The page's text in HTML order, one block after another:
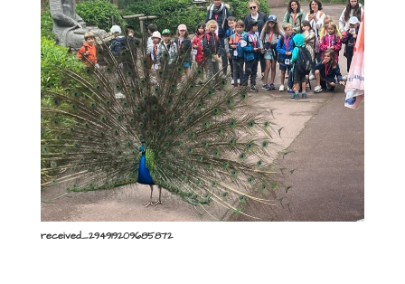
received_294919209685872